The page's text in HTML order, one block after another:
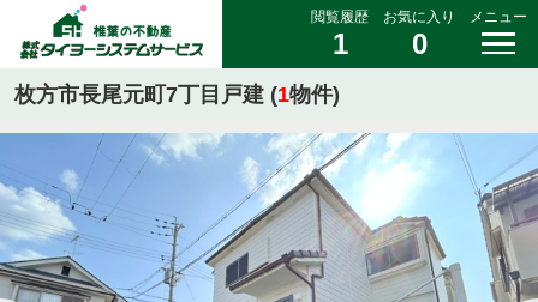
閲覧履歴
1
お気に入り
0
メニュー
枚方市長尾元町7丁目戸建 (1物件)